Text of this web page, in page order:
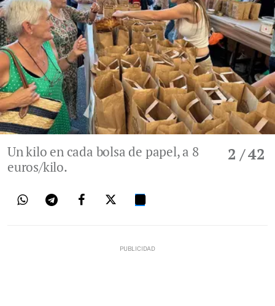
2 / 42
Un kilo en cada bolsa de papel, a 8
euros/kilo.